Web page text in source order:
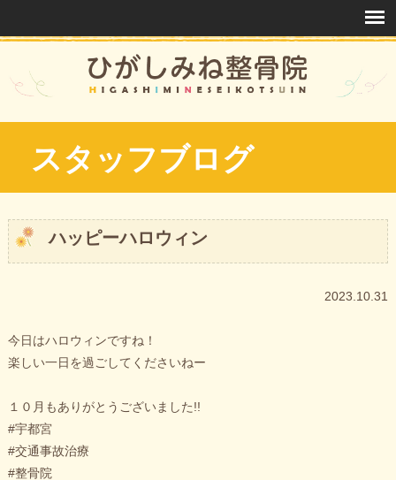
スタッフブログ
ハッピーハロウィン
2023.10.31
今日はハロウィンですね！
楽しい一日を過ごしてくださいねー
１０月もありがとうございました!!
#宇都宮
#交通事故治療
#整骨院